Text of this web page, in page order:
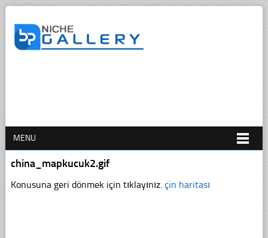
MENU
china_mapkucuk2.gif
Konusuna geri dönmek için tıklayınız. çin haritası